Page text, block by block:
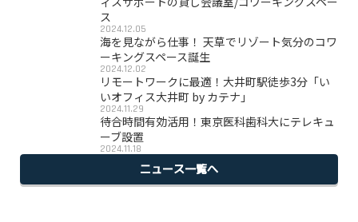
ス
2024.12.05
海を見ながら仕事！ 天草でリゾート気分のコワ
ーキングスペース誕生
2024.12.02
リモートワークに最適！大井町駅徒歩3分「い
いオフィス大井町 by カテナ」
2024.11.29
待合時間有効活用！東京医科歯科大にテレキュ
ーブ設置
2024.11.18
ニュース一覧へ